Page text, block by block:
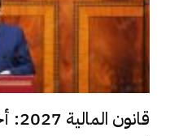
قانون المالية 2027: أخنوش يبقي على دعم...